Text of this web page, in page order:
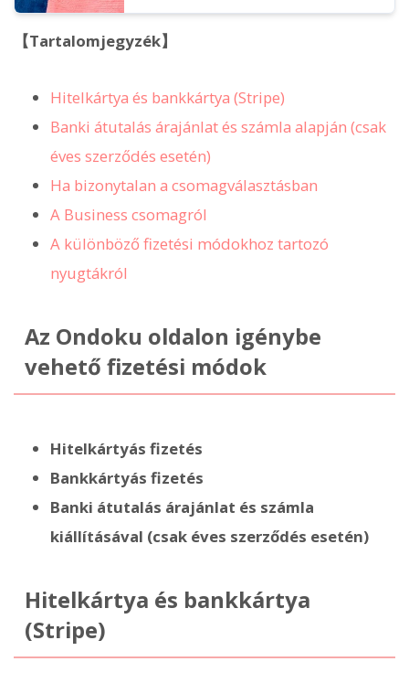
【Tartalomjegyzék】
Hitelkártya és bankkártya (Stripe)
Banki átutalás árajánlat és számla alapján (csak
éves szerződés esetén)
Ha bizonytalan a csomagválasztásban
A Business csomagról
A különböző fizetési módokhoz tartozó
nyugtákról
Az Ondoku oldalon igénybe
vehető fizetési módok
Hitelkártyás fizetés
Bankkártyás fizetés
Banki átutalás árajánlat és számla
kiállításával (csak éves szerződés esetén)
Hitelkártya és bankkártya
(Stripe)